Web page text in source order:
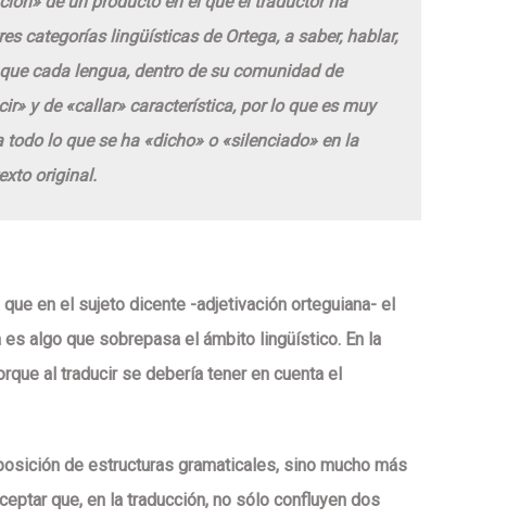
categorías lingüísticas de Ortega, a saber, hablar,
cada lengua, dentro de su comunidad de
y de «callar» característica, por lo que es muy
lo que se ha «dicho» o «silenciado» en la
original.
en el sujeto dicente -adjetivación orteguiana- el
algo que sobrepasa el ámbito lingüístico. En la
al traducir se debería tener en cuenta el
de estructuras gramaticales, sino mucho más
que, en la traducción, no sólo confluyen dos